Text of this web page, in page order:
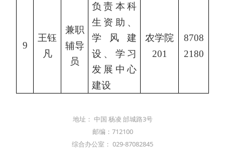
9
王钰
凡
兼职
辅导
员
负责本科
生资助、
学风建
设、学习
发展中心
建设
农学院
201
8708
2180
地址： 中国 杨凌 邰城路3号
邮编：712100
综合办公室： 029-87082845